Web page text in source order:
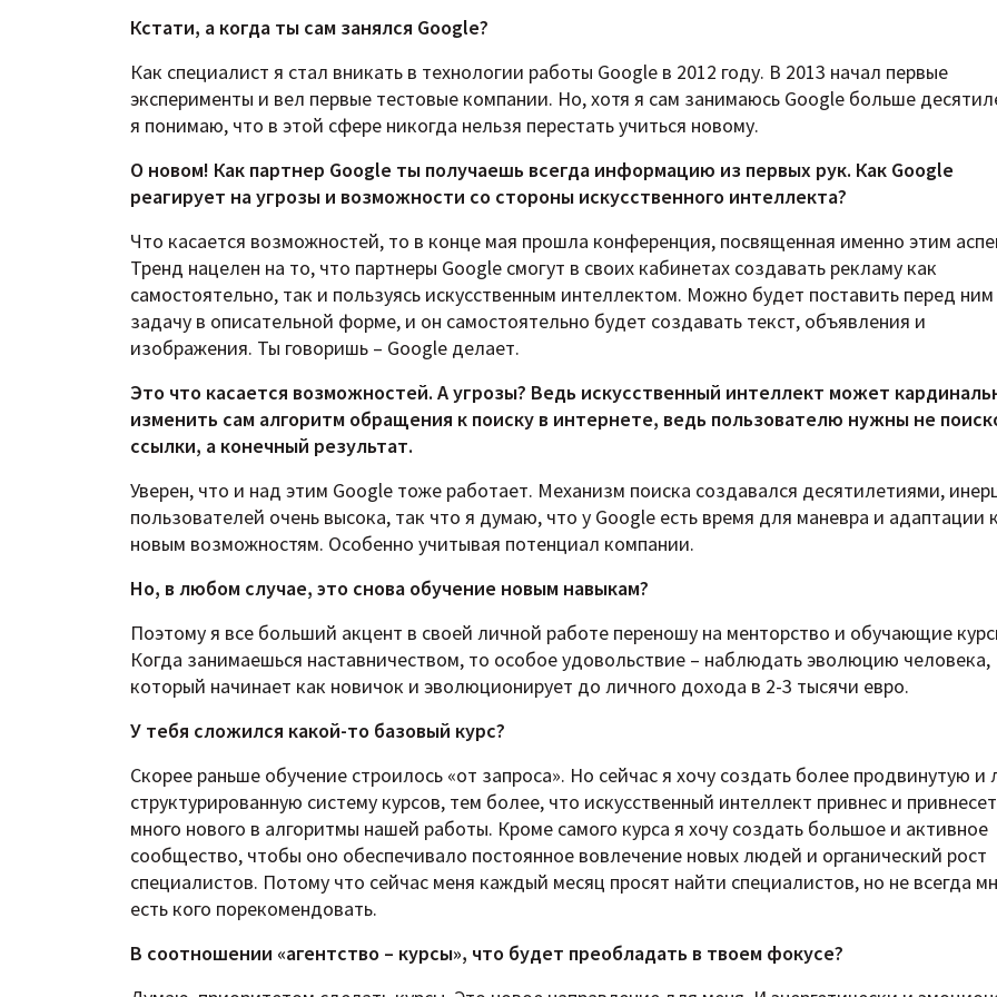
Кстати, а когда ты сам занялся Google?
Как специалист я стал вникать в технологии работы Google в 2012 году. В 2013 начал первые
эксперименты и вел первые тестовые компании. Но, хотя я сам занимаюсь Google больше
я понимаю, что в этой сфере никогда нельзя перестать учиться новому.
О новом! Как партнер Google ты получаешь всегда информацию из первых рук. Как Google
реагирует на угрозы и возможности со стороны искусственного интеллекта?
Что касается возможностей, то в конце мая прошла конференция, посвященная именно этим
Тренд нацелен на то, что партнеры Google смогут в своих кабинетах создавать рекламу как
самостоятельно, так и пользуясь искусственным интеллектом. Можно будет поставить перед ним
задачу в описательной форме, и он самостоятельно будет создавать текст, объявления и
изображения. Ты говоришь – Google делает.
Это что касается возможностей. А угрозы? Ведь искусственный интеллект может
изменить сам алгоритм обращения к поиску в интернете, ведь пользователю нужны не
ссылки, а конечный результат.
Уверен, что и над этим Google тоже работает. Механизм поиска создавался десятилетиями,
пользователей очень высока, так что я думаю, что у Google есть время для маневра и адаптации к
новым возможностям. Особенно учитывая потенциал компании.
Но, в любом случае, это снова обучение новым навыкам?
Поэтому я все больший акцент в своей личной работе переношу на менторство и обучающие
Когда занимаешься наставничеством, то особое удовольствие – наблюдать эволюцию человека,
который начинает как новичок и эволюционирует до личного дохода в 2-3 тысячи евро.
У тебя сложился какой-то базовый курс?
Скорее раньше обучение строилось «от запроса». Но сейчас я хочу создать более продвинутую и
структурированную систему курсов, тем более, что искусственный интеллект привнес и привнесет
много нового в алгоритмы нашей работы. Кроме самого курса я хочу создать большое и активное
сообщество, чтобы оно обеспечивало постоянное вовлечение новых людей и органический рост
специалистов. Потому что сейчас меня каждый месяц просят найти специалистов, но не всегда
есть кого порекомендовать.
В соотношении «агентство – курсы», что будет преобладать в твоем фокусе?